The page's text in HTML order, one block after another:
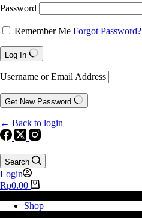
Password
Remember Me Forgot Password?
Log In
Username or Email Address
Get New Password
← Back to login
Search
Login
Rp0.00
Shop